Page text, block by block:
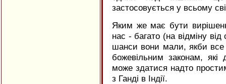
застосовується у всьому
Яким же має бути
нас - багато (на відміну
шанси вони мали, якби все
божевільним законам,
може здатися надто
з Ганді в Індії.